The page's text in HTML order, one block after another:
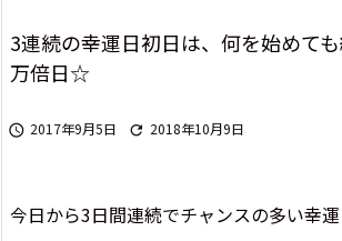
3連続の幸運日初日は、何を始めて
万倍日☆
 2017年9月5日  2018年10月9日
今日から3日間連続でチャンスの多い幸運